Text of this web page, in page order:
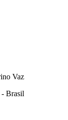
Vaz
- Brasil